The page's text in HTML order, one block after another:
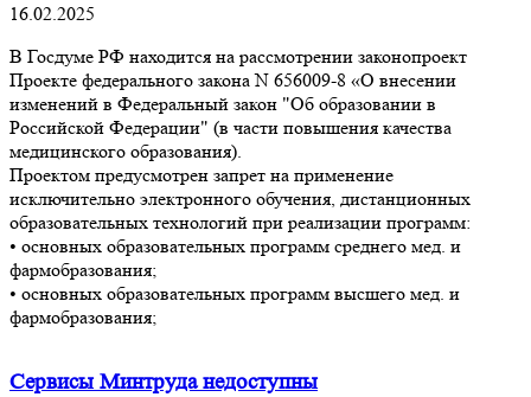
16.02.2025
В Госдуме РФ находится на рассмотрении законопроект
Проекте федерального закона N 656009-8 «О внесении
изменений в Федеральный закон "Об образовании в
Российской Федерации" (в части повышения качества
медицинского образования).
Проектом предусмотрен запрет на применение
исключительно электронного обучения, дистанционных
образовательных технологий при реализации программ:
• основных образовательных программ среднего мед. и
фармобразования;
• основных образовательных программ высшего мед. и
фармобразования;
Сервисы Минтруда недоступны